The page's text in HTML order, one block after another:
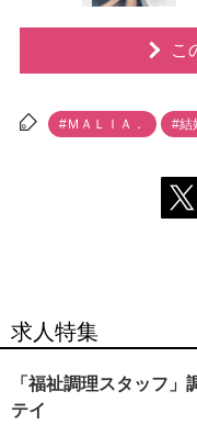
こ
#ＭＡＬＩＡ． #結
求人特集
「福祉調理スタッフ
テイ